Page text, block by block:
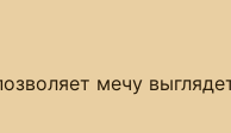
мечу